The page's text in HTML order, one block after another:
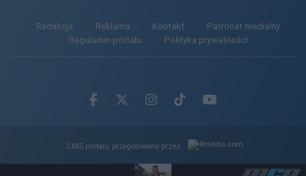
Redakcja Reklama Kontakt
Patronat medialny
Regulamin portalu
Polityka prywatności
Facebook.com
X.comInstagram.com
Tiktok.comYoutube.com
CMS portalu przygotowany przez